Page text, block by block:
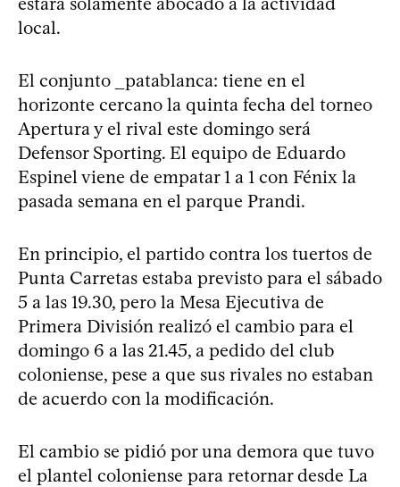
local.
El conjunto _patablanca: tiene en el
horizonte cercano la quinta fecha del torneo
Apertura y el rival este domingo será
Defensor Sporting. El equipo de Eduardo
Espinel viene de empatar 1 a 1 con Fénix la
pasada semana en el parque Prandi.
En principio, el partido contra los tuertos de
Punta Carretas estaba previsto para el sábado
5 a las 19.30, pero la Mesa Ejecutiva de
Primera División realizó el cambio para el
domingo 6 a las 21.45, a pedido del club
coloniense, pese a que sus rivales no estaban
de acuerdo con la modificación.
El cambio se pidió por una demora que tuvo
el plantel coloniense para retornar desde La